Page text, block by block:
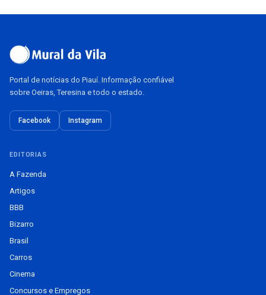
Portal de notícias do Piauí. Informação confiável
sobre Oeiras, Teresina e todo o estado.
Facebook Instagram
EDITORIAS
A Fazenda
Artigos
BBB
Bizarro
Brasil
Carros
Cinema
Concursos e Empregos